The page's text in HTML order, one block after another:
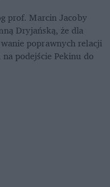
prof. Marcin Jacoby
Dryjańską, że dla
poprawnych relacji
podejście Pekinu do